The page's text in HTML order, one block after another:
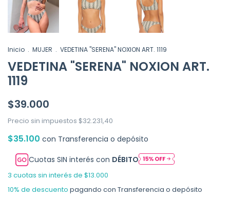
Inicio . MUJER . VEDETINA "SERENA" NOXION ART. 1119
VEDETINA "SERENA" NOXION ART.
1119
$39.000
Precio sin impuestos $32.231,40
$35.100 con Transferencia o depósito
Cuotas SIN interés con DÉBITO
3 cuotas sin interés de $13.000
10% de descuento pagando con Transferencia o depósito